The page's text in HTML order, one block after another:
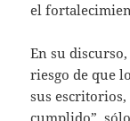
el
En su
riesgo de que
sus